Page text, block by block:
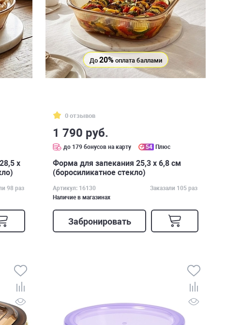
x
98 раз
До 20%оплата баллами
0 отзывов
1 790 руб.
до 179 бонусов на карту 54 Плюс
Форма для запекания 25,3 x 6,8 см
(боросиликатное стекло)
Артикул: 16130
Заказали 105 раз
Наличие в магазинах
Забронировать